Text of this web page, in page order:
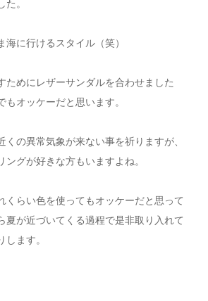
。
海に行けるスタイル（笑）
ためにレザーサンダルを合わせました
もオッケーだと思います。
くの異常気象が来ない事を祈りますが、
ングが好きな方もいますよね。
くらい色を使ってもオッケーだと思って
夏が近づいてくる過程で是非取り入れて
ます。